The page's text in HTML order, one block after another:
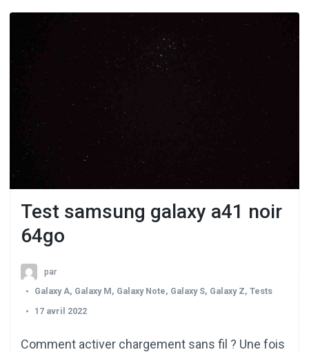
Test samsung galaxy a41 noir
64go
par
Galaxy A, Galaxy M, Galaxy Note, Galaxy S, Galaxy Z, Tests
17 avril 2022
Comment activer chargement sans fil ? Une fois